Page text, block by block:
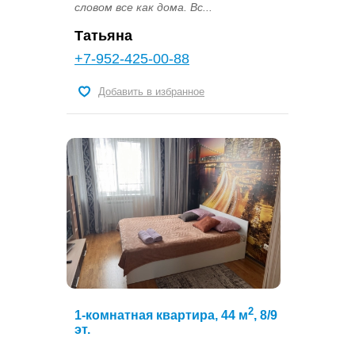
словом все как дома. Вс...
Татьяна
+7-952-425-00-88
Добавить в избранное
1-комнатная квартира, 44 м2, 8/9
эт.